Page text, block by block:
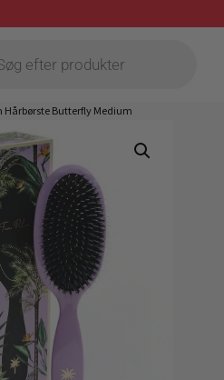
Hårbørste Butterfly Medium